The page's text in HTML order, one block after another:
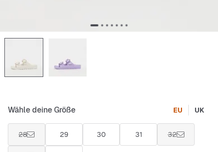
Wähle deine Größe EU UK
28 29 30 31 32